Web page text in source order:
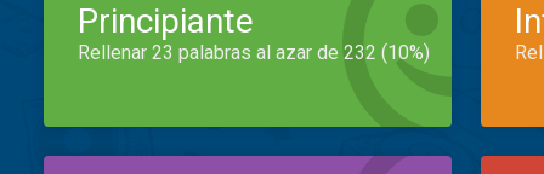
Principiante
Rellenar 23 palabras al azar de 232 (10%)